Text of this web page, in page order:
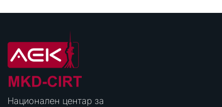
Национален центар за